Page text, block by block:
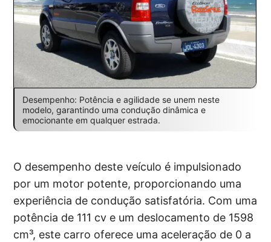
Desempenho: Potência e agilidade se unem neste
modelo, garantindo uma condução dinâmica e
emocionante em qualquer estrada.
O desempenho deste veículo é impulsionado
por um motor potente, proporcionando uma
experiência de condução satisfatória. Com uma
potência de 111 cv e um deslocamento de 1598
cm³, este carro oferece uma aceleração de 0 a